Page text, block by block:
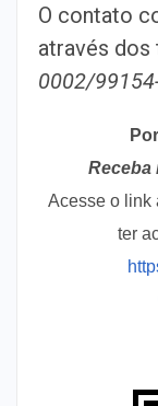
O contato
através
0002/
Receba
Acesse o link
ter